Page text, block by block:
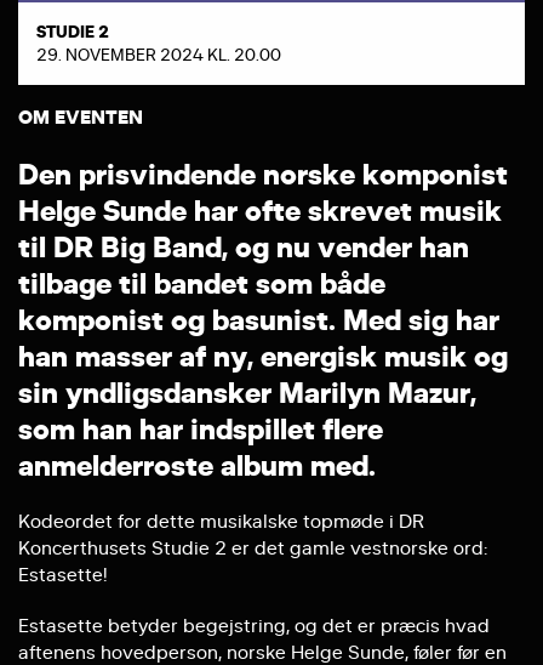
STUDIE 2
29. NOVEMBER 2024 KL. 20.00
OM EVENTEN
Den prisvindende norske komponist
Helge Sunde har ofte skrevet musik
til DR Big Band, og nu vender han
tilbage til bandet som både
komponist og basunist. Med sig har
han masser af ny, energisk musik og
sin yndligsdansker Marilyn Mazur,
som han har indspillet flere
anmelderroste album med.
Kodeordet for dette musikalske topmøde i DR
Koncerthusets Studie 2 er det gamle vestnorske ord:
Estasette!
Estasette betyder begejstring, og det er præcis hvad
aftenens hovedperson, norske Helge Sunde, føler før en